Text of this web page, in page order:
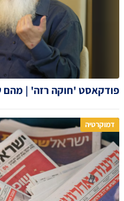
פודקאסט 'חוקה רזה' | מהם
דמוקרטיה